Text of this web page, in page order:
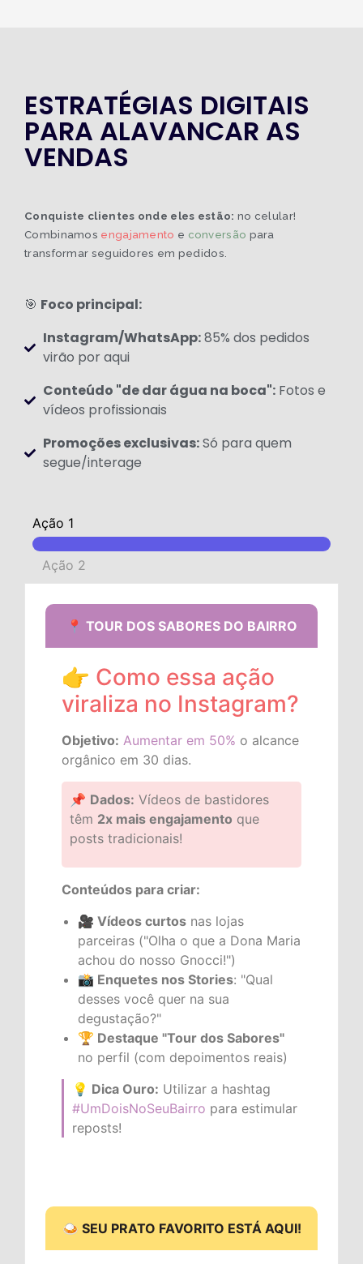
ESTRATÉGIAS DIGITAIS
PARA ALAVANCAR AS
VENDAS
Conquiste clientes onde eles estão: no celular!
Combinamos engajamento e conversão para
transformar seguidores em pedidos.
🎯 Foco principal:
Instagram/WhatsApp:85% dos pedidos
virão por aqui
Conteúdo "de dar água na boca":Fotos e
vídeos profissionais
Promoções exclusivas:Só para quem
segue/interage
Ação 1
Ação 2
📍 TOUR DOS SABORES DO BAIRRO
👉 Como essa ação
viraliza no Instagram?
Objetivo: Aumentar em 50% o alcance
orgânico em 30 dias.
📌 Dados: Vídeos de bastidores
têm 2x mais engajamento que
posts tradicionais!
Conteúdos para criar:
🎥 Vídeos curtos nas lojas
parceiras ("Olha o que a Dona Maria
achou do nosso Gnocci!")
📸 Enquetes nos Stories: "Qual
desses você quer na sua
degustação?"
🏆 Destaque "Tour dos Sabores"
no perfil (com depoimentos reais)
💡 Dica Ouro: Utilizar a hashtag
#UmDoisNoSeuBairro para estimular
reposts!
🍛 SEU PRATO FAVORITO ESTÁ AQUI!